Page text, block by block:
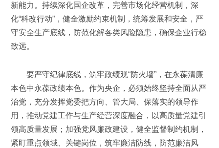
新能力。持续深化国企改革，完善市场化经营机制，深
化“科改行动”，健全激励约束机制，统筹发展和安全，严
守安全生产底线，防范化解各类风险隐患，确保企业行稳
致远。
要严守纪律底线，筑牢政绩观“防火墙”，在永葆清廉
本色中永葆政绩本色。作为央企，必须始终坚持全面从严
治党，充分发挥党委把方向、管大局、保落实的领导作
用，推动党建工作与生产经营深度融合，以高质量党建引
领高质量发展；加强党风廉政建设，健全监督制约机制，
紧盯重点领域、关键岗位，筑牢廉洁防线，防范廉洁风